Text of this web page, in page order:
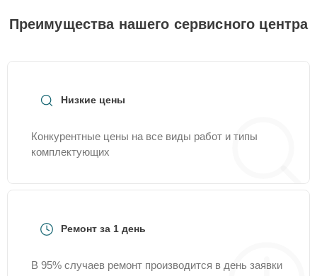
Преимущества нашего сервисного центра
Низкие цены
Конкурентные цены на все виды работ и типы
комплектующих
Ремонт за 1 день
В 95% случаев ремонт производится в день заявки